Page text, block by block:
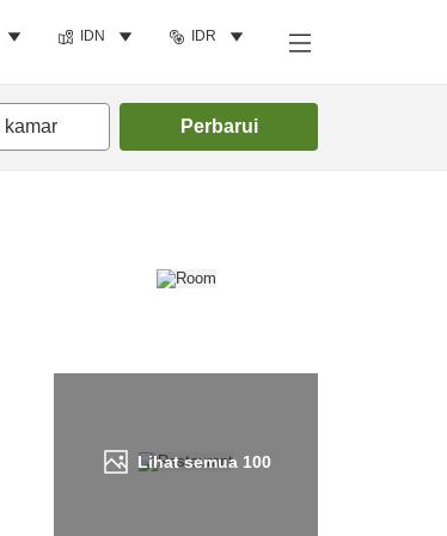
IDN IDR
kamar Perbarui
Lihat semua 100
Cari kamar